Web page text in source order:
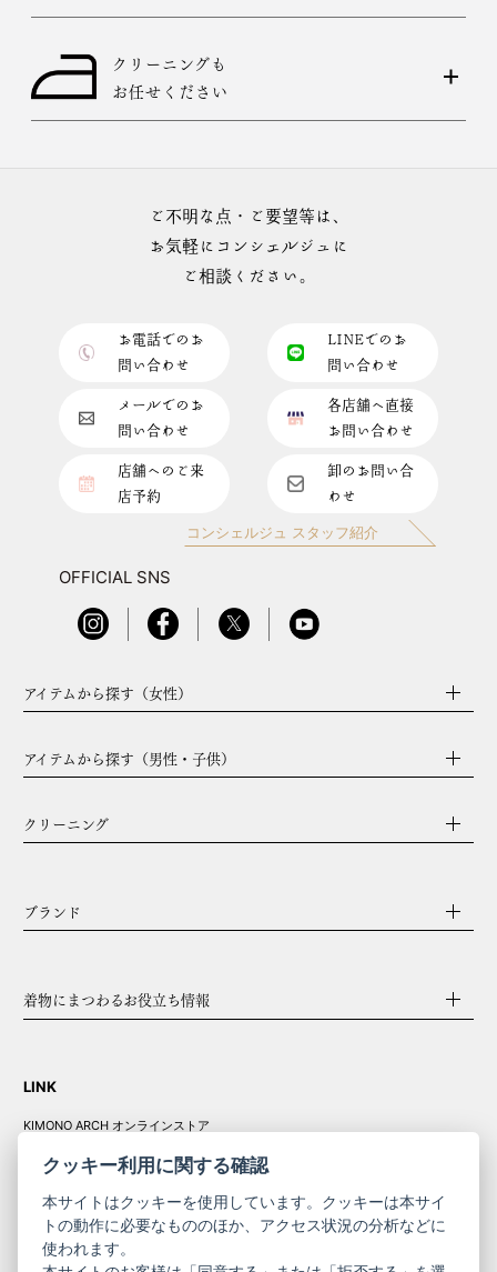
クリーニングも
お任せください
ご不明な点・ご要望等は、
お気軽にコンシェルジュに
ご相談ください。
お電話でのお
問い合わせ
LINEでのお
問い合わせ
メールでのお
問い合わせ
各店舗へ直接
お問い合わせ
店舗へのご来
店予約
卸のお問い合
わせ
コンシェルジュ スタッフ紹介
OFFICIAL SNS
アイテムから探す（女性）
アイテムから探す（男性・子供）
クリーニング
ブランド
着物にまつわるお役立ち情報
LINK
KIMONO ARCH オンラインストア
きものやまと振
クッキー利用に関する確認
本サイトはクッキーを使用しています。クッキーは本サイ
トの動作に必要なもののほか、アクセス状況の分析などに
使われます。